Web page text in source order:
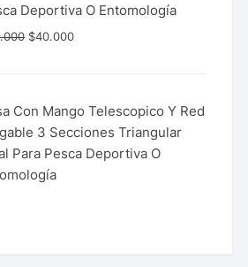
Deportiva O Entomología
$40.000
Con Mango Telescopico Y Red
3 Secciones Triangular
Para Pesca Deportiva O